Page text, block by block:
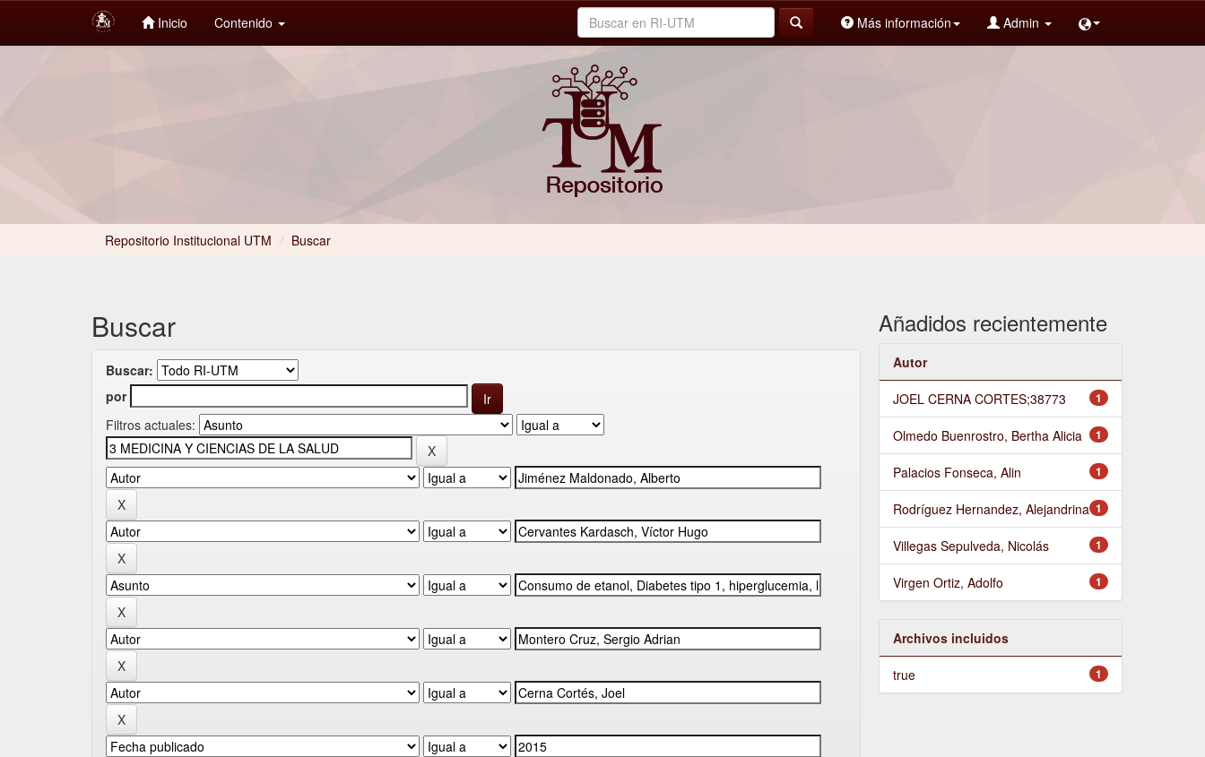
Inicio Contenido Más información Admin
Repositorio Institucional UTM / Buscar
Buscar
Buscar:
por
Filtros actuales:
Añadidos recientemente
Autor
1
JOEL CERNA CORTES;38773
1
Olmedo Buenrostro, Bertha Alicia
1
Palacios Fonseca, Alin
1
Rodríguez Hernandez, Alejandrina
1
Villegas Sepulveda, Nicolás
1
Virgen Ortiz, Adolfo
Archivos incluidos
1
true